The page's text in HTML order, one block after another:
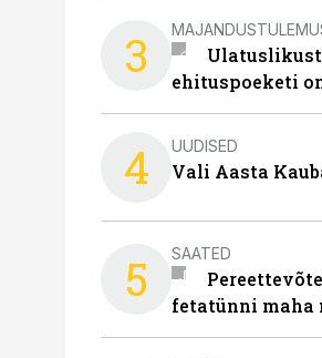
3
ehituspoeketi
4 UUDISED
Vali Aasta
5 SAATED
fetatünni maha